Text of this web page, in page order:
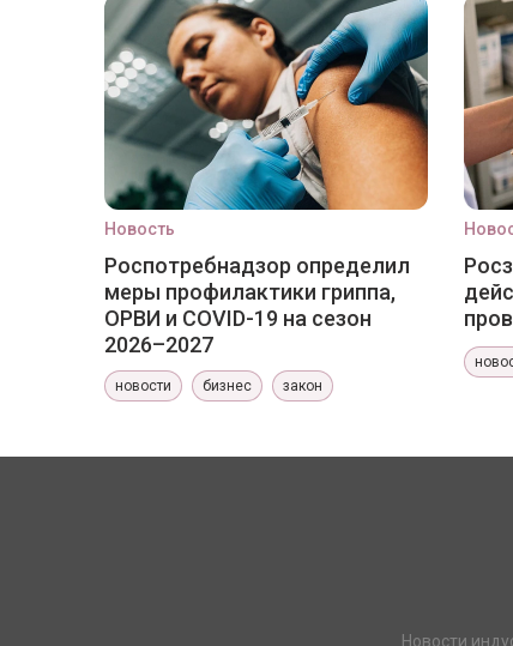
Новость
Роспотребнадзор определил
меры профилактики гриппа,
ОРВИ и COVID-19 на сезон
2026–2027
новости бизнес закон
Новости